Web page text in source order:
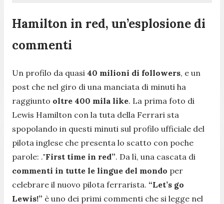
Hamilton in red, un’esplosione di
commenti
Un profilo da quasi 40 milioni di followers, e un
post che nel giro di una manciata di minuti ha
raggiunto oltre 400 mila like. La prima foto di
Lewis Hamilton con la tuta della Ferrari sta
spopolando in questi minuti sul profilo ufficiale del
pilota inglese che presenta lo scatto con poche
parole: ."First time in red”. Da lì, una cascata di
commenti in tutte le lingue del mondo per
celebrare il nuovo pilota ferrarista. “Let’s go
Lewis!” è uno dei primi commenti che si legge nel